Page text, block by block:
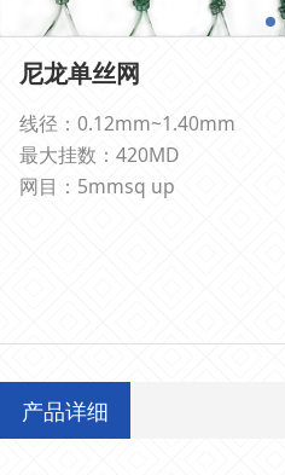
尼龙单丝网
线径：0.12mm~1.40mm
最大挂数：420MD
网目：5mmsq up
产品详细